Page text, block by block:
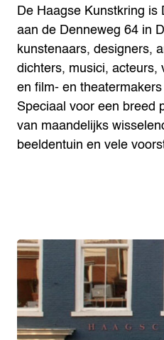
De Haagse Kunstkring
aan de Denneweg 64 in
kunstenaars, designers,
dichters, musici,
en film- en
Speciaal voor een breed
van maandelijks
beeldentuin en vele